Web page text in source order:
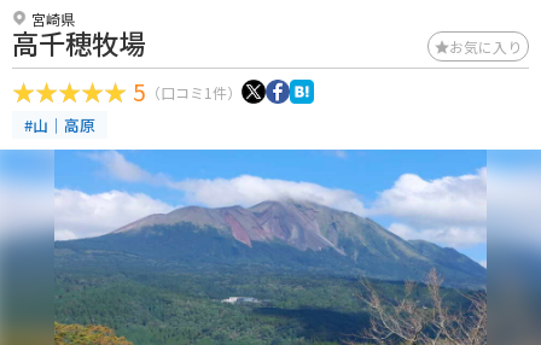
宮崎県
高千穂牧場 お気に入り
5 （口コミ1件）
#山｜高原